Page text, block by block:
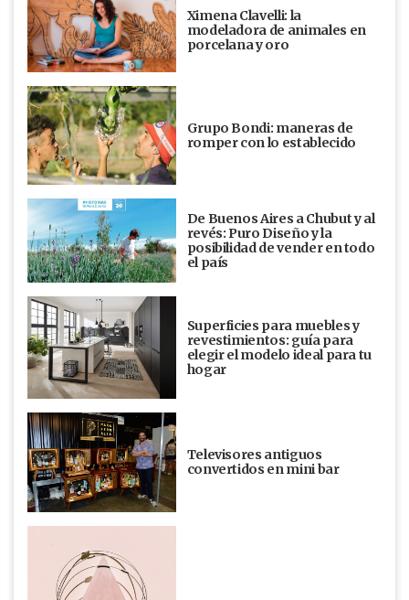
Ximena Clavelli: la
modeladora de animales en
porcelana y oro
Grupo Bondi: maneras de
romper con lo establecido
De Buenos Aires a Chubut y al
revés: Puro Diseño y la
posibilidad de vender en todo
el país
Superficies para muebles y
revestimientos: guía para
elegir el modelo ideal para tu
hogar
Televisores antiguos
convertidos en mini bar